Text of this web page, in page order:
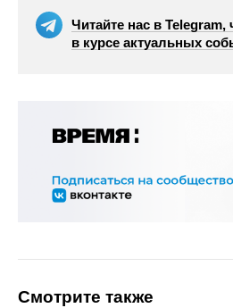
Читайте нас в
в курсе актуальных
Смотрите также